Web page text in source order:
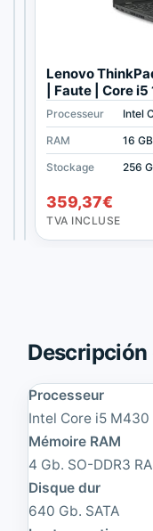
o
1
5
6
|
F
a
u
t
Processeur
Intel
RAM
8 GB
Stockage
512 GB
INCLUSE
n
k
3
Y
g
a
G
2
1
3
.
2
Processeur
Intel
RAM
16 GB
Stockage
256
TVA
INCLUSE
Lenovo
| Faute | Core i5
SSD M2
Processeur
Intel
RAM
16
Stockage
256
359,37€
TVA INCLUSE
Processeur
Intel Core i5 M430
Mémoire RAM
4 Gb. SO-DDR3
Disque dur
640 Gb. SATA